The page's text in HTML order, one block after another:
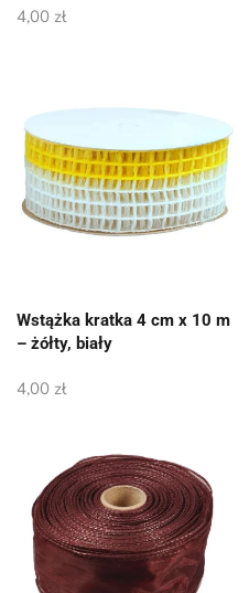
4,00 zł
Wstążka kratka 4 cm x 10 m
– żółty, biały
4,00 zł